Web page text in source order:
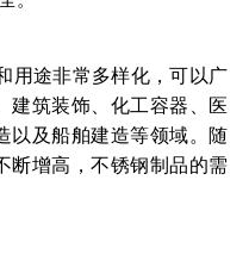
用途非常多样化，可以广
建筑装饰、化工容器、医
以及船舶建造等领域。随
断增高，不锈钢制品的需